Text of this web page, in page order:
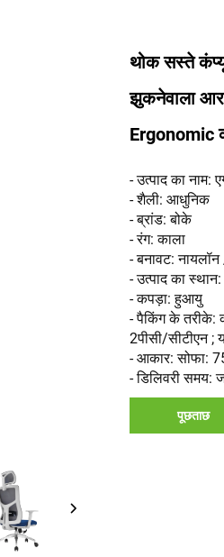
थोक सस्ते
झुकनेवाला
Ergonomic
- उत्पाद का नाम:
- शैली: आधुनिक
- ब्रांड: बोके
- रंग: काला
- बनावट:
- उत्पाद का
- कपड़ा: हुआयु
- पैकिंग के तरीके:
2पीसी/सीटीएन ;
- आकार: सोफा:
- डिलिवरी समय:
पूछताछ